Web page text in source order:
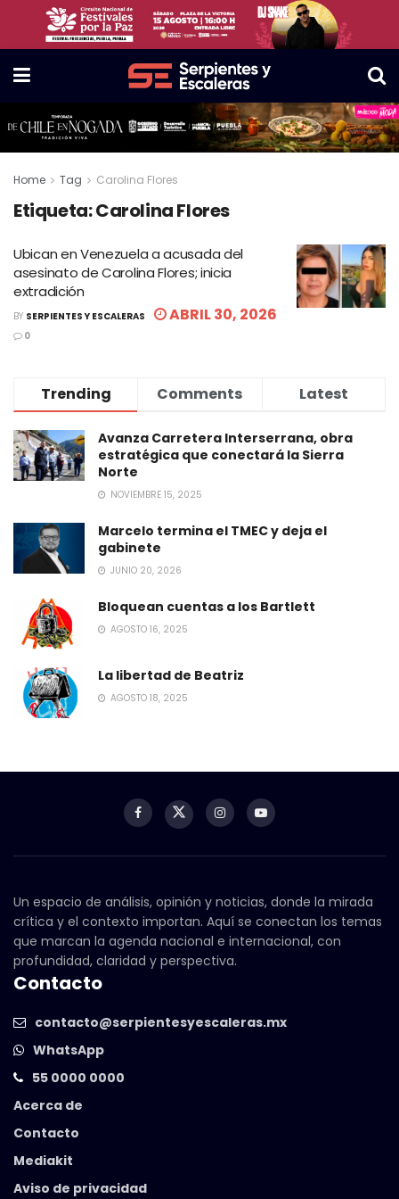
Home Tag Carolina Flores
Etiqueta:Carolina Flores
Ubican en Venezuela a acusada del
asesinato de Carolina Flores; inicia
extradición
BY SERPIENTES Y ESCALERAS ABRIL 30, 2026
0
Trending Comments Latest
Avanza Carretera Interserrana, obra
estratégica que conectará la Sierra
Norte
NOVIEMBRE 15, 2025
Marcelo termina el TMEC y deja el
gabinete
JUNIO 20, 2026
Bloquean cuentas a los Bartlett
AGOSTO 16, 2025
La libertad de Beatriz
AGOSTO 18, 2025
Un espacio de análisis, opinión y noticias, donde la mirada
crítica y el contexto importan. Aquí se conectan los temas
que marcan la agenda nacional e internacional, con
profundidad, claridad y perspectiva.
Contacto
contacto@serpientesyescaleras.mx
WhatsApp
55 0000 0000
Acerca de
Contacto
Mediakit
Aviso de privacidad